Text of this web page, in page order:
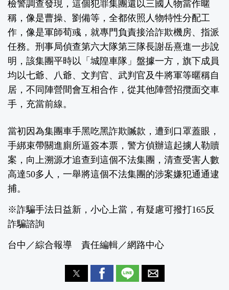
檢警調查發現，這個犯罪集團還以三國人物當作暱
稱，像是曹操、劉備等，全都依照人物特性分配工
作，像是軍師荀彧，就專門負責接洽詐欺機房、指派
任務。刑事局偵查第六大隊第三隊長謝岳熹進一步說
明，該集團平時以「城隍車隊」盤據一方，旗下成員
均以七爺、八爺、文判官、武判官及牛將軍等暱稱自
居，不同陣營間會互相合作，從其他陣營招攬面交車
手，充當前線。
當初因為集團車手黑吃黑詐欺贓款，遭到口罩蓋眼，
手綁束帶關進廁所逼簽本票，警方偵辦這起擄人勒贖
案，向上溯源才追查到這個不法集團，清查受害人數
高達50多人，一舉將這個不法集團的涉案嫌犯通通逮
捕。
※詐騙手法日益新，小心上當，有疑慮可撥打165反
詐騙諮詢
台中／綜合報導 責任編輯／網路中心